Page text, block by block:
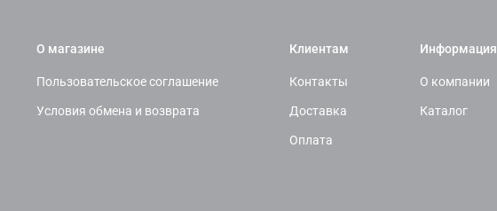
О магазине
Пользовательское соглашение
Условия обмена и возврата
Клиентам
Контакты
Доставка
Оплата
Информация
О компании
Каталог